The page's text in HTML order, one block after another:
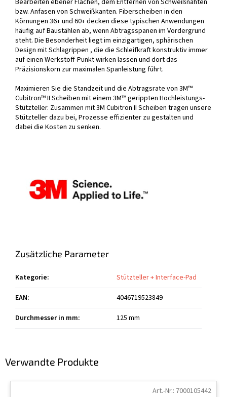
Verwandte Produkte
Art.-Nr.: 7000105442
Bearbeiten ebener Flächen, dem Entfernen von Schweißnähten
bzw. Anfasen von Schweißkanten. Fiberscheiben in den
Körnungen 36+ und 60+ decken diese typischen Anwendungen
häufig auf Baustählen ab, wenn Abtragsspanen im Vordergrund
steht. Die Besonderheit liegt im einzigartigen, sphärischen
Design mit Schlagrippen , die die Schleifkraft konstruktiv immer
auf einen Werkstoff-Punkt wirken lassen und dort das
Präzisionskorn zur maximalen Spanleistung führt.
Maximieren Sie die Standzeit und die Abtragsrate von 3M™
Cubitron™ II Scheiben mit einem 3M™ gerippten Hochleistungs-
Stützteller. Zusammen mit 3M Cubitron II Scheiben tragen unsere
Stützteller dazu bei, Prozesse effizienter zu gestalten und
dabei die Kosten zu senken.
Zusätzliche Parameter
Kategorie:
Stützteller + Interface-Pad
EAN:
4046719523849
Durchmesser in mm: 125 mm